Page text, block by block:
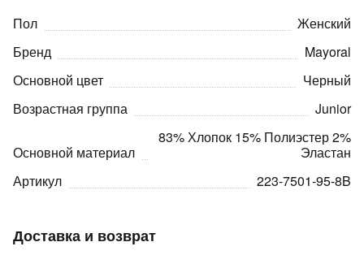
Доставка и возврат
Пол
Женский
Бренд
Mayoral
Основной цвет
Черный
Возрастная группа
Junior
Основной материал
83% Хлопок 15% Полиэстер 2%
Эластан
Артикул
223-7501-95-8B